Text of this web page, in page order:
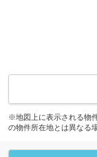
※地図上に表示される物
の物件所在地とは異なる